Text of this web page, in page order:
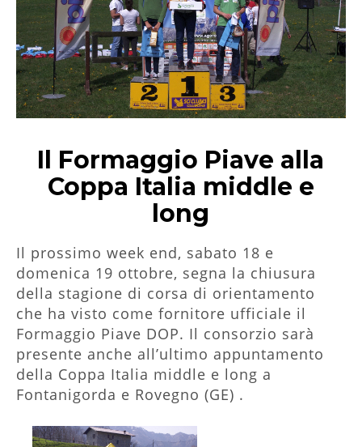
Il Formaggio Piave alla
Coppa Italia middle e
long
Il prossimo week end, sabato 18 e
domenica 19 ottobre, segna la chiusura
della stagione di corsa di orientamento
che ha visto come fornitore ufficiale il
Formaggio Piave DOP. Il consorzio sarà
presente anche all’ultimo appuntamento
della Coppa Italia middle e long a
Fontanigorda e Rovegno (GE) .